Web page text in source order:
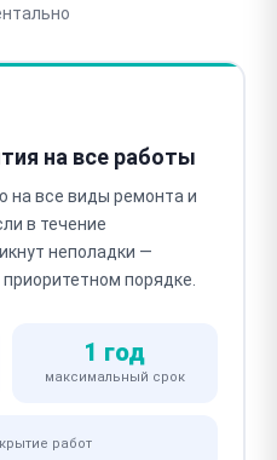
на все работы
на все виды ремонта и
в течение
неполадки —
порядке.
1 год
максимальный срок
работ